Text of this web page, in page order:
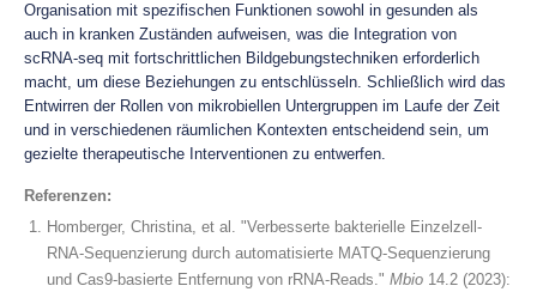
Organisation mit spezifischen Funktionen sowohl in gesunden als
auch in kranken Zuständen aufweisen, was die Integration von
scRNA-seq mit fortschrittlichen Bildgebungstechniken erforderlich
macht, um diese Beziehungen zu entschlüsseln. Schließlich wird das
Entwirren der Rollen von mikrobiellen Untergruppen im Laufe der Zeit
und in verschiedenen räumlichen Kontexten entscheidend sein, um
gezielte therapeutische Interventionen zu entwerfen.
Referenzen:
Homberger, Christina, et al. "Verbesserte bakterielle Einzelzell-
RNA-Sequenzierung durch automatisierte MATQ-Sequenzierung
und Cas9-basierte Entfernung von rRNA-Reads." Mbio 14.2 (2023):